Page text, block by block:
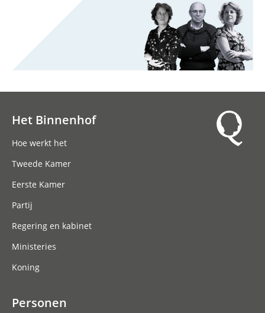
Het Binnenhof
Hoe werkt het
Tweede Kamer
Eerste Kamer
Partij
Regering en kabinet
Ministeries
Koning
Personen